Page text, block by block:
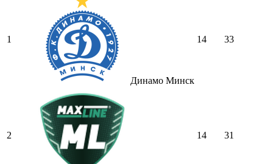
1
Динамо Минск
14 33
2 14 31